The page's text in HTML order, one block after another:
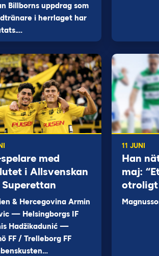
Billborns uppdrag som
i herrlaget har
med
i Allsvenskan
& Hercegovina Armin
— Helsingborgs IF
Hadžikadunić —
FF / Trelleborg FF
11 JUNI
Han
maj:
otroligt